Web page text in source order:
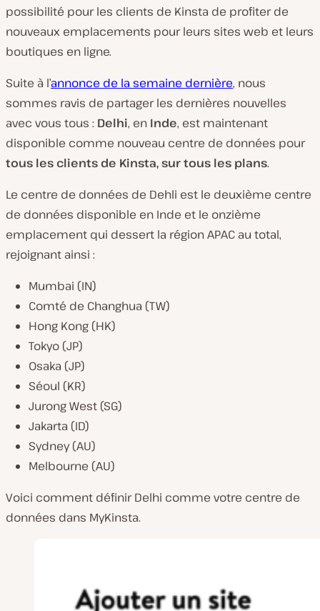
possibilité pour les clients de Kinsta de profiter de
nouveaux emplacements pour leurs sites web et leurs
boutiques en ligne.
Suite à l’annonce de la semaine dernière, nous
sommes ravis de partager les dernières nouvelles
avec vous tous : Delhi, en Inde, est maintenant
disponible comme nouveau centre de données pour
tous les clients de Kinsta, sur tous les plans.
Le centre de données de Dehli est le deuxième centre
de données disponible en Inde et le onzième
emplacement qui dessert la région APAC au total,
rejoignant ainsi :
Mumbai (IN)
Comté de Changhua (TW)
Hong Kong (HK)
Tokyo (JP)
Osaka (JP)
Séoul (KR)
Jurong West (SG)
Jakarta (ID)
Sydney (AU)
Melbourne (AU)
Voici comment définir Delhi comme votre centre de
données dans MyKinsta.